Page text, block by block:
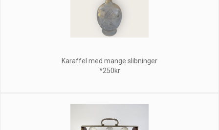
Karaffel med mange slibninger
*250kr